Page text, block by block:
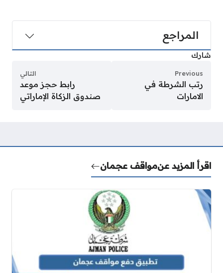
المراجع
شارك
Previous
رتب الشرطة في
الامارات
التالي
رابط حجز موعد
صندوق الزكاة الإماراتي
اقرأ المزيد عنمواقف عجمان